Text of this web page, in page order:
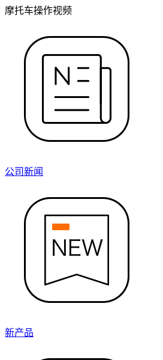
摩托车操作视频
公司新闻
新产品